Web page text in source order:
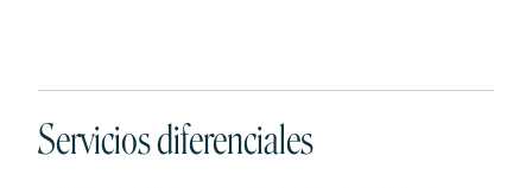
Servicios diferenciales